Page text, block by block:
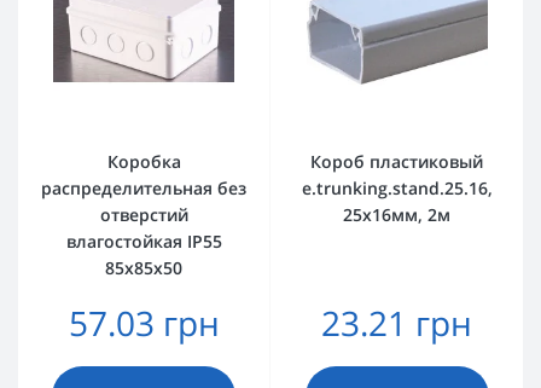
Коробка
распределительная без
отверстий
влагостойкая IP55
85х85х50
57.03 грн
Короб пластиковый
e.trunking.stand.25.16,
25х16мм, 2м
23.21 грн